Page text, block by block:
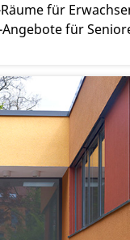
für
für